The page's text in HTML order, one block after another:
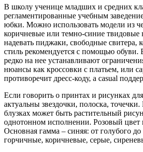
В школу ученице младших и средних
регламентированные учебным
юбки. Можно использовать модели из
коричневые или темно-синие твидовые
надевать пиджаки, свободные свитера,
стиль рекомендуется с помощью
редко на нее устанавливают
нюансы как кроссовки с платьем, или
противоречит дресс-коду, а casual
Если говорить о принтах и рисунках
актуальны звездочки, полоска,
блузках может быть растительный
однотонном исполнении. Розовый цвет
Основная гамма – синяя: от голубого до
горчичные, коричневые, серые,